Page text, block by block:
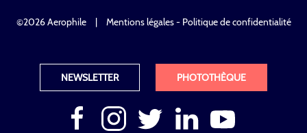
©2026 Aerophile | Mentions légales - Politique de confidentialité
NEWSLETTER PHOTOTHÈQUE